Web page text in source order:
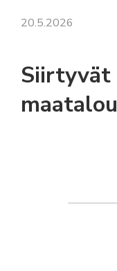
20.5.2026